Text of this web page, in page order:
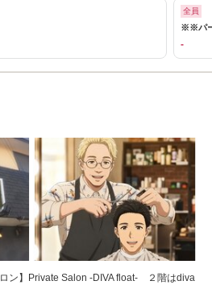
全員
※※パ
-
ロン】Private Salon -DIVA float- ２階はdiva